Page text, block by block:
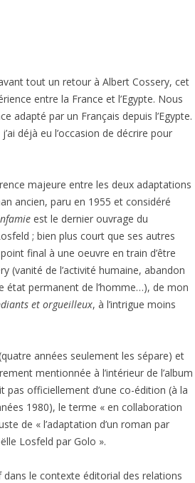
tout un retour à Albert Cossery, cet
entre la France et l’Egypte. Nous
adapté par un Français depuis l’Egypte.
déjà eu l’occasion de décrire pour
majeure entre les deux adaptations
ancien, paru en 1955 et considéré
est le dernier ouvrage du
; bien plus court que ses autres
final à une oeuvre en train d’être
(vanité de l’activité humaine, abandon
état permanent de l’homme…), de mon
et orgueilleux, à l’intrigue moins
années seulement les sépare) et
mentionnée à l’intérieur de l’album
pas officiellement d’une co-édition (à la
1980), le terme « en collaboration
de « l’adaptation d’un roman par
Losfeld par Golo ».
dans le contexte éditorial des relations